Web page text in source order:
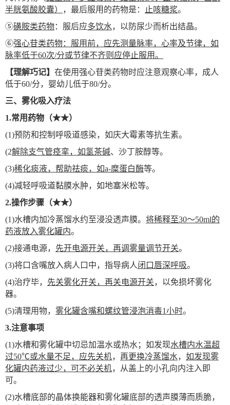
半胱氨酸胶囊）
，最后服用的药物是： 止咳糖浆。
⑤磺胺类药物：服后应多饮水，以防尿少而析出结晶。
⑥强心苷类药物：服用前，应先测量脉率，心率及节律，如
脉率低于60次/分或节律不齐则应停止服用。
【理解巧记】 在使用强心苷类药物时应注意观察心率，成人
低于60/分，婴幼儿低于80/分。
三、雾化吸入疗法
1.常用药物（★★）
(1)预防和控制呼吸道感染，如庆大霉素等抗生素。
(2解除支气管痉挛，如氢茶碱、沙丁胺醇等。
(3)稀化痰液，帮助祛痰，如a-糜蛋白酶等。
(4)减轻呼吸道黏膜水肿，如地塞米松等。
2.操作步骤（★★）
(1)水槽内加冷蒸馏水约至浸没透声膜。 将稀释至30～50ml的
药液放入雾化罐内。
(2)接通电源， 先开电源开关，再调雾量调节开关。
(3)将口含嘴放入病人口中，指导病人闭口唇深呼吸。
(4)治疗毕， 先关雾化开关，再关电源开关，以免损坏雾化
器。
(5)清理用物， 雾化罐含嘴和螺纹管浸泡消毒1小时。
3.注意事项
(1)水槽和雾化罐中切忌加温水或热水；如发现水槽内水温超
过50℃或水量不足，应先关机， 再更换冷蒸馏水， 如发现雾
化罐内药液过少，可不必关机，从盖上的小孔向内注入即
可。
(2)水槽底部的晶体换能器和雾化罐底部的透声膜薄而质脆，